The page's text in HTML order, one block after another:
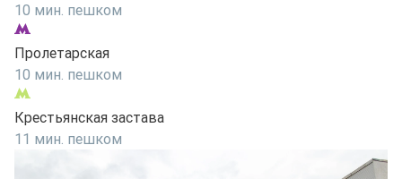
10 мин. пешком
Пролетарская
10 мин. пешком
Крестьянская застава
11 мин. пешком